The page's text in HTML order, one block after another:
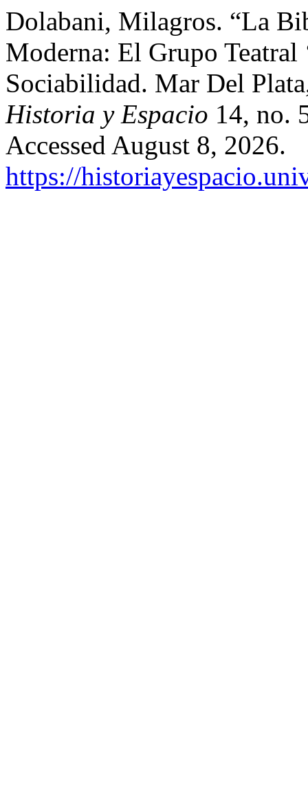
Dolabani, Milagros. “La
Moderna: El Grupo
Sociabilidad. Mar Del
Historia y Espacio 14, no.
Accessed August 8, 2026.
https://